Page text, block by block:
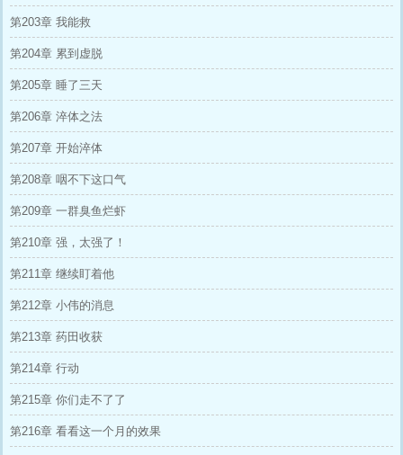
第203章 我能救
第204章 累到虚脱
第205章 睡了三天
第206章 淬体之法
第207章 开始淬体
第208章 咽不下这口气
第209章 一群臭鱼烂虾
第210章 强，太强了！
第211章 继续盯着他
第212章 小伟的消息
第213章 药田收获
第214章 行动
第215章 你们走不了了
第216章 看看这一个月的效果